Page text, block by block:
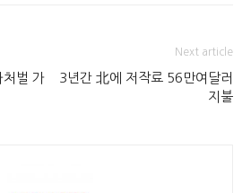
처벌 가
Next article
3년간 北에 저작료 56만여달러
지불